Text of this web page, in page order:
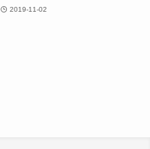
2019-11-02